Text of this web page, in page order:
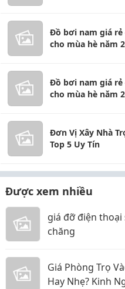
Đồ bơi nam giá
cho mùa hè năm
Đồ bơi nam giá
cho mùa hè năm
Đơn Vị Xây Nhà
Top 5 Uy Tín
Được xem nhiều
giá đỡ điện thoại
chăng
Giá Phòng Trọ
Hay Nhẹ? Kinh